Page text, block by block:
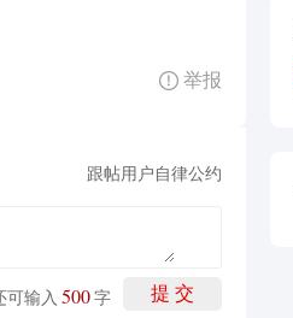
举报
跟帖用户自律公约
提 交
可输入 500 字